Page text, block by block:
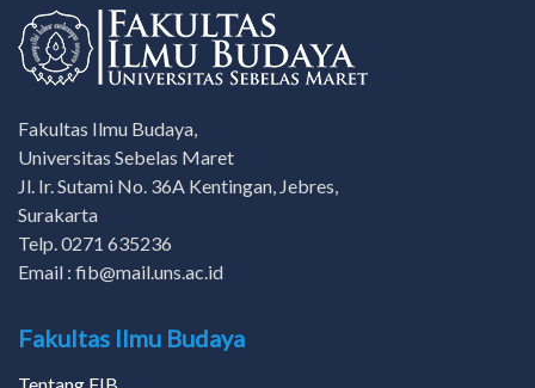
Fakultas Ilmu Budaya,
Universitas Sebelas Maret
Jl. Ir. Sutami No. 36A Kentingan, Jebres,
Surakarta
Telp. 0271 635236
Email : fib@mail.uns.ac.id
Fakultas Ilmu Budaya